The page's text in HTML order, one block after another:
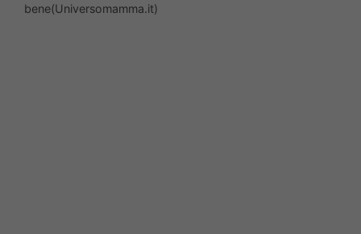
bene(Universomamma.it)